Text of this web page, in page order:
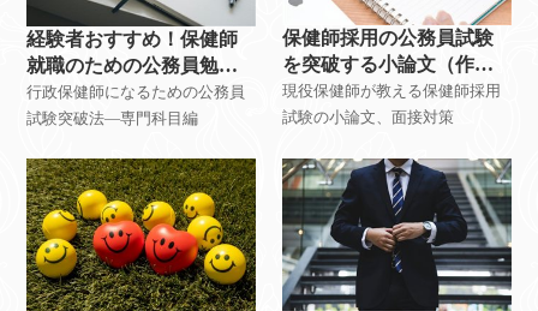
経験者おすすめ！保健師
就職のための公務員勉強
法-専門科目
行政保健師になるための公務員
試験突破法―専門科目編
保健師採用の公務員試験
を突破する小論文（作
文）、面接対策について
現役保健師が教える保健師採用
試験の小論文、面接対策